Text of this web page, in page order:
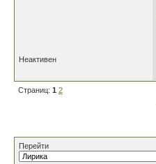
Неактивен
Страниц: 1 2
Перейти